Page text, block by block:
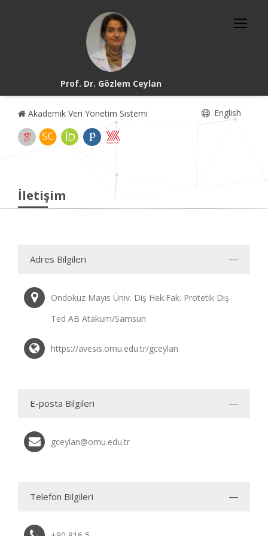
Prof. Dr. Gözlem Ceylan
Akademik Veri Yönetim Sistemi English
İletişim
Adres Bilgileri
Ondokuz Mayıs Üniv. Diş Hek.Fak. Protetik Diş
Ted AB Atakum/Samsun
https://avesis.omu.edu.tr/gceylan
E-posta Bilgileri
gceylan@omu.edu.tr
Telefon Bilgileri